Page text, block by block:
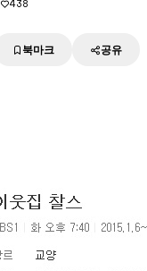
438
북마크 공유